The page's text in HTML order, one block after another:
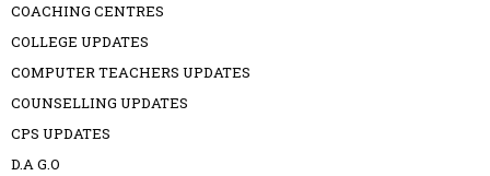
COACHING CENTRES
COLLEGE UPDATES
COMPUTER TEACHERS UPDATES
COUNSELLING UPDATES
CPS UPDATES
D.A G.O